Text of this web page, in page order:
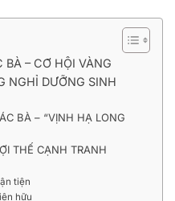
– CƠ HỘI VÀNG
NGHỈ DƯỠNG SINH
BÀ – “VỊNH HẠ LONG
THẾ CẠNH TRANH
tiện
hữu